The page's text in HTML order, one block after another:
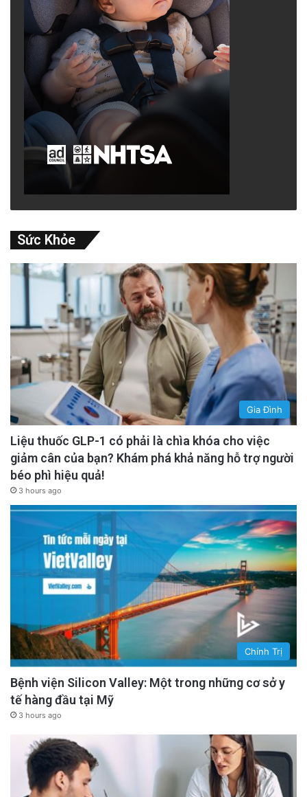
Sức Khỏe
Gia Đình
Liệu thuốc GLP-1 có phải là chìa khóa cho việc
giảm cân của bạn? Khám phá khả năng hỗ trợ người
béo phì hiệu quả!
3 hours ago
Chính Trị
Bệnh viện Silicon Valley: Một trong những cơ sở y
tế hàng đầu tại Mỹ
3 hours ago